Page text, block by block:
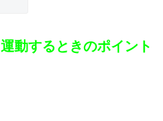
運動するときのポイント